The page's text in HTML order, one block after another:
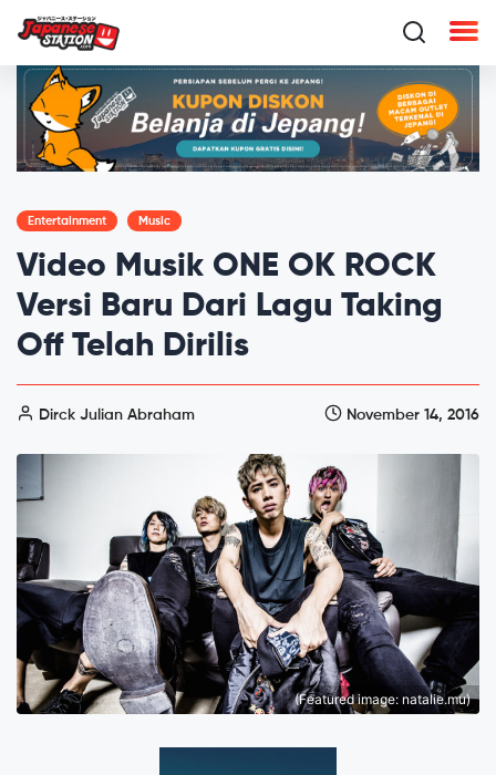
Entertainment Music
Video Musik ONE OK ROCK
Versi Baru Dari Lagu Taking
Off Telah Dirilis
Dirck Julian Abraham November 14, 2016
(Featured image: natalie.mu)